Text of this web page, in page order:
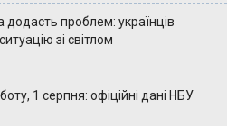
проблем: українців
зі світлом
1 серпня: офіційні дані НБУ